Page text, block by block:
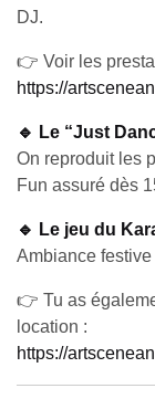
DJ.
👉 Voir les
https://
🔹 Le “Just
On reproduit les
Fun assuré dès
🔹 Le jeu du
Ambiance festive
👉 Tu as
location :
https://